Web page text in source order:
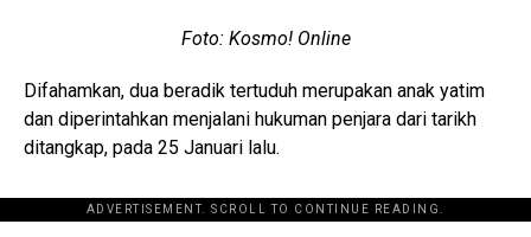
Foto: Kosmo! Online
Difahamkan, dua beradik tertuduh merupakan anak yatim
dan diperintahkan menjalani hukuman penjara dari tarikh
ditangkap, pada 25 Januari lalu.
ADVERTISEMENT. SCROLL TO CONTINUE READING.